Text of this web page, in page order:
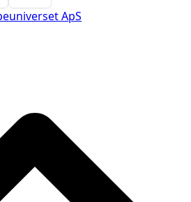
ApS